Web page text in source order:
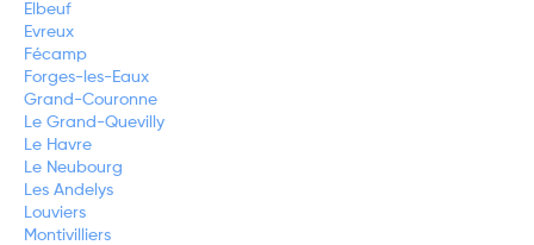
Elbeuf
Evreux
Fécamp
Forges-les-Eaux
Grand-Couronne
Le Grand-Quevilly
Le Havre
Le Neubourg
Les Andelys
Louviers
Montivilliers